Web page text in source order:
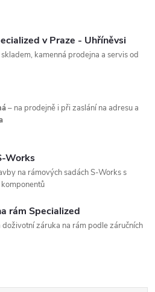
v Praze - Uhříněvsi
kamenná prodejna a servis od
– na prodejně i při zaslání na adresu a
Works
na rámových sadách S-Works s
rám Specialized
záruka na rám podle záručních